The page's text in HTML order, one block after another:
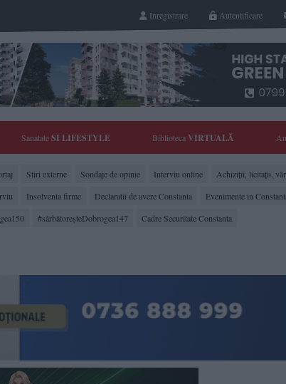
Autentificare
Inregistrare
SanatateSI LIFESTYLE BibliotecaVIRTUALĂ
Stiri externe Sondaje de opinie Interviu online
Achiziții, licitații,
Insolventa firme Declaratii de avere Constanta
Evenimente in
#sărbătoreşteDobrogea147 Cadre Securitate Constanta